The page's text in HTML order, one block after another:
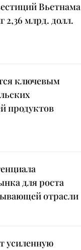
Вьетнама
2,36 млрд. долл.
ключевым
продуктов
для роста
отрасли
усиленную